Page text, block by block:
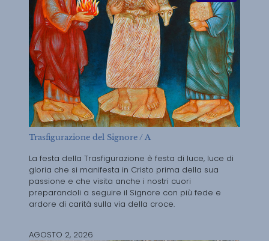
Trasfigurazione del Signore / A
La festa della Trasfigurazione è festa di luce, luce di
gloria che si manifesta in Cristo prima della sua
passione e che visita anche i nostri cuori
preparandoli a seguire il Signore con più fede e
ardore di carità sulla via della croce.
AGOSTO 2, 2026